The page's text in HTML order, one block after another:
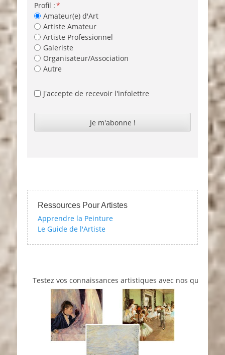
Profil :
Amateur(e) d'Art
Artiste Amateur
Artiste Professionnel
Galeriste
Organisateur/Association
Autre
J'accepte de recevoir l'infolettre
Ressources Pour Artistes
Apprendre la Peinture
Le Guide de l'Artiste
Testez vos connaissances artistiques avec nos quizzes